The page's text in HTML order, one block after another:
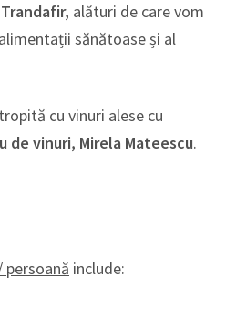
alături de care vom
sănătoase și al
cu vinuri alese cu
de vinuri, Mirela Mateescu.
persoană include: